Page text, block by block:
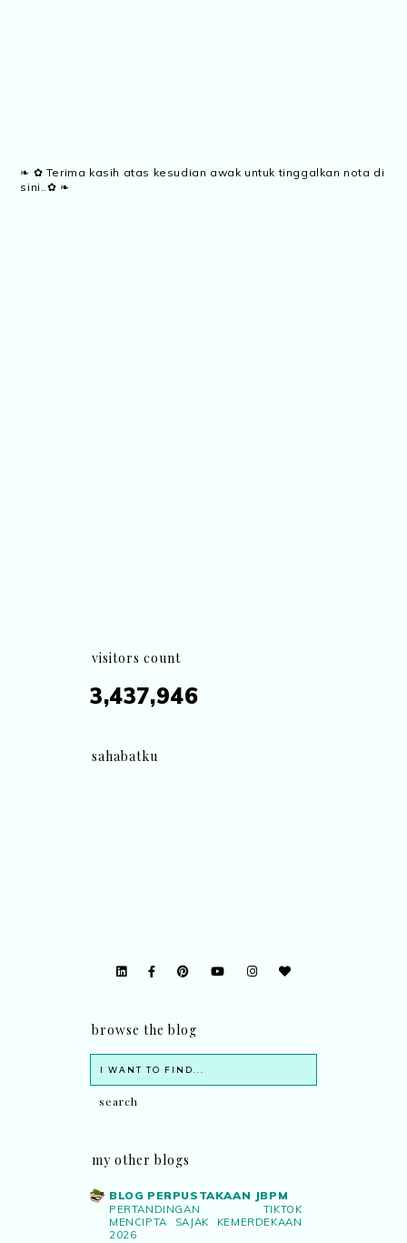
❧ ✿ Terima kasih atas kesudian awak untuk tinggalkan nota di
sini..✿ ❧
visitors count
3,437,946
sahabatku
browse the blog
my other blogs
BLOG PERPUSTAKAAN JBPM
PERTANDINGAN TIKTOK
MENCIPTA SAJAK KEMERDEKAAN
2026